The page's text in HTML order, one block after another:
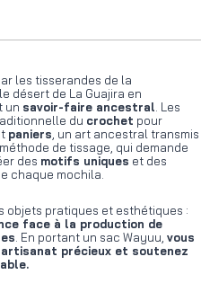
les tisserandes de la
désert de La Guajira en
un savoir-faire ancestral . Les
du crochet pour
paniers , un art ancestral transmis
de tissage, qui demande
des motifs uniques et des
chaque mochila.
objets pratiques et esthétiques :
face à la production de
. En portant un sac Wayuu, vous
précieux et soutenez